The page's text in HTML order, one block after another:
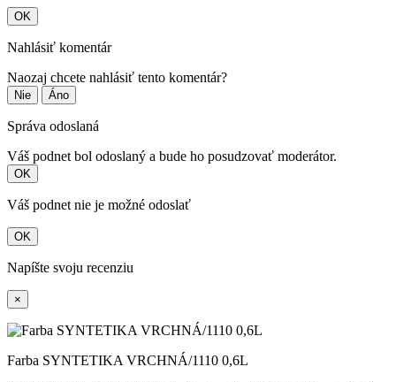
OK
Nahlásiť komentár
Naozaj chcete nahlásiť tento komentár?
Nie Áno
Správa odoslaná
Váš podnet bol odoslaný a bude ho posudzovať moderátor.
OK
Váš podnet nie je možné odoslať
OK
Napíšte svoju recenziu
×
Farba SYNTETIKA VRCHNÁ/1110 0,6L